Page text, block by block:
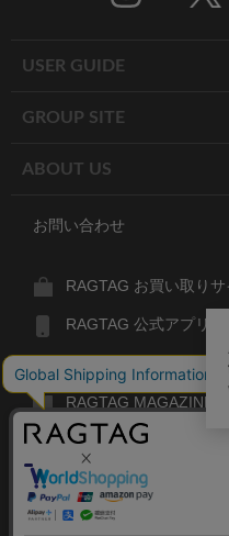
USER GUIDE
GROUP SITE
ABOUT US
お問い合わせ
RAGTAG お買い取りサ
RAGTAG 公式アプリ
RAGTAG MEMBER'S
RAGTAG MAGAZINE
RAGTAG Global